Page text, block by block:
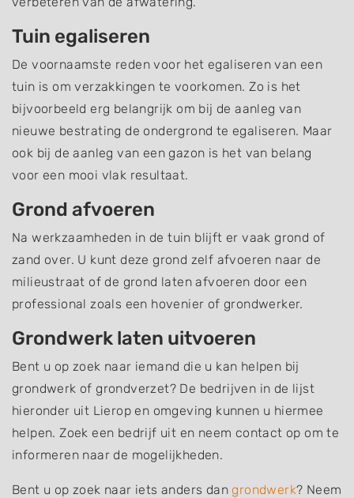
Tuin egaliseren
De voornaamste reden voor het egaliseren van een
tuin is om verzakkingen te voorkomen. Zo is het
bijvoorbeeld erg belangrijk om bij de aanleg van
nieuwe bestrating de ondergrond te egaliseren. Maar
ook bij de aanleg van een gazon is het van belang
voor een mooi vlak resultaat.
Grond afvoeren
Na werkzaamheden in de tuin blijft er vaak grond of
zand over. U kunt deze grond zelf afvoeren naar de
milieustraat of de grond laten afvoeren door een
professional zoals een hovenier of grondwerker.
Grondwerk laten uitvoeren
Bent u op zoek naar iemand die u kan helpen bij
grondwerk of grondverzet? De bedrijven in de lijst
hieronder uit Lierop en omgeving kunnen u hiermee
helpen. Zoek een bedrijf uit en neem contact op om te
informeren naar de mogelijkheden.
Bent u op zoek naar iets anders dangrondwerk? Neem